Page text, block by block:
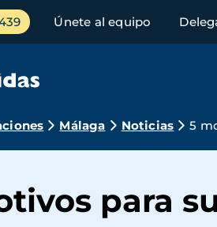
Únete al equipo
Málaga Noticias 5
para